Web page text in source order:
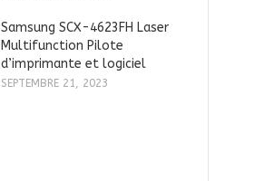
Samsung SCX-4623FH Laser
Multifunction Pilote
d’imprimante et logiciel
SEPTEMBRE 21, 2023